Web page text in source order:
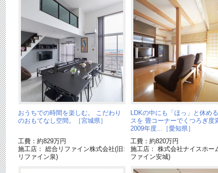
おうちでの時間を楽しむ。 こだわり
のおもてなし空間。［宮城県］
工費：約829万円
施工店： 総合リファイン株式会社(旧:
リファイン泉)
LDKの中にも「ほっ」と休め
スを 畳コーナーでくつろぎ度
2009年度...［愛知県］
工費：約820万円
施工店： 株式会社ナイスホー
ファイン安城)